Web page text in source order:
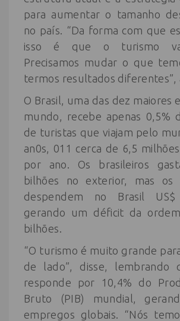
para aumentar o tamanho
no país. “Da forma com que
isso é que o turismo
Precisamos mudar o que
termos resultados diferentes”,
O Brasil, uma das dez maiores
mundo, recebe apenas 0,5%
de turistas que viajam pelo
an0s, 011 cerca de 6,5
por ano. Os brasileiros
bilhões no exterior, mas os
despendem no Brasil
gerando um déficit da
bilhões.
“O turismo é muito grande
de lado”, disse, lembrando
responde por 10,4% do
Bruto (PIB) mundial,
empregos globais. “Nós